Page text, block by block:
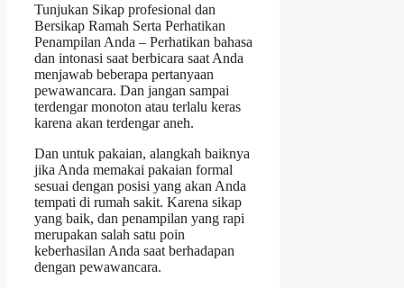
Tunjukan Sikap profesional dan
Bersikap Ramah Serta Perhatikan
Penampilan Anda – Perhatikan bahasa
dan intonasi saat berbicara saat Anda
menjawab beberapa pertanyaan
pewawancara. Dan jangan sampai
terdengar monoton atau terlalu keras
karena akan terdengar aneh.
Dan untuk pakaian, alangkah baiknya
jika Anda memakai pakaian formal
sesuai dengan posisi yang akan Anda
tempati di rumah sakit. Karena sikap
yang baik, dan penampilan yang rapi
merupakan salah satu poin
keberhasilan Anda saat berhadapan
dengan pewawancara.